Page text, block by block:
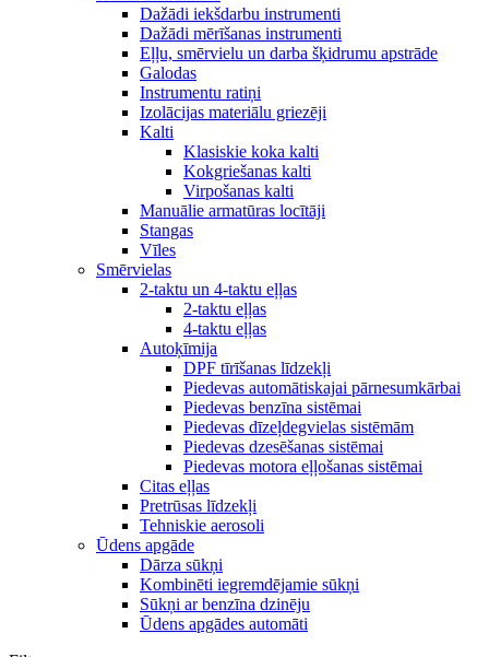
Dažādi iekšdarbu instrumenti
Dažādi mērīšanas instrumenti
Eļļu, smērvielu un darba šķidrumu apstrāde
Galodas
Instrumentu ratiņi
Izolācijas materiālu griezēji
Kalti
Klasiskie koka kalti
Kokgriešanas kalti
Virpošanas kalti
Manuālie armatūras locītāji
Stangas
Vīles
Smērvielas
2-taktu un 4-taktu eļļas
2-taktu eļļas
4-taktu eļļas
Autoķīmija
DPF tīrīšanas līdzekļi
Piedevas automātiskajai pārnesumkārbai
Piedevas benzīna sistēmai
Piedevas dīzeļdegvielas sistēmām
Piedevas dzesēšanas sistēmai
Piedevas motora eļļošanas sistēmai
Citas eļļas
Pretrūsas līdzekļi
Tehniskie aerosoli
Ūdens apgāde
Dārza sūkņi
Kombinēti iegremdējamie sūkņi
Sūkņi ar benzīna dzinēju
Ūdens apgādes automāti